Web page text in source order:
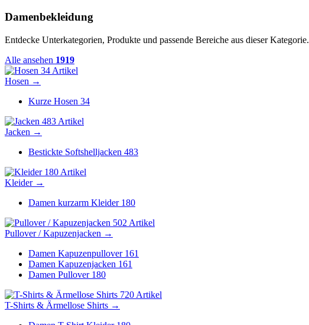
Damenbekleidung
Entdecke Unterkategorien, Produkte und passende Bereiche aus dieser Kategorie.
Alle ansehen 1919
34 Artikel
Hosen →
Kurze Hosen 34
483 Artikel
Jacken →
Bestickte Softshelljacken 483
180 Artikel
Kleider →
Damen kurzarm Kleider 180
502 Artikel
Pullover / Kapuzenjacken →
Damen Kapuzenpullover 161
Damen Kapuzenjacken 161
Damen Pullover 180
720 Artikel
T-Shirts & Ärmellose Shirts →